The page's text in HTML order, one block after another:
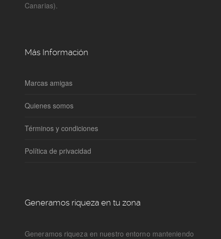
Canarias).
Más Información
Marcas amigas
Quienes somos
Términos y condiciones
Política de privacidad
Generamos riqueza en tu zona
Generamos riqueza en nuestro entorno manteniendo